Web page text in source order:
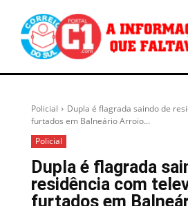
Policial
Dupla é flagrada saindo de
furtados em Balneário Arroio...
Policial
Dupla é flagrada
residência com
furtados em